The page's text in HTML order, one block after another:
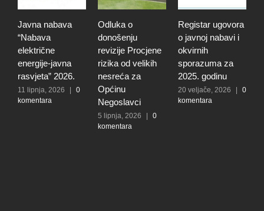
nabava
javna
2026.
2026 | 0
Odluka o
donošenju
revizije Procjene
rizika od velikih
nesreća za
Općinu
Negoslavci
5 lipnja, 2026 | 0
komentara
Registar ugovora
o javnoj nabavi i
okvirnih
sporazuma za
2025. godinu
20 veljače, 2026 |
0
komentara
Plan
nabave
2 siječnja,
komentara